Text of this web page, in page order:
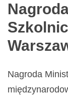
Nagroda